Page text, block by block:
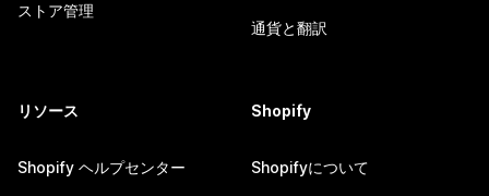
ストア管理
通貨と翻訳
リソース
Shopify ヘルプセンター
Shopify
Shopifyについて